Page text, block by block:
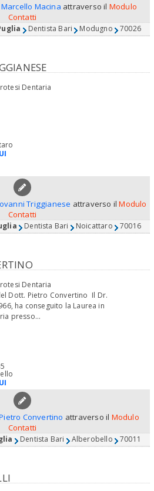
Macina attraverso il Modulo
Contatti
Dentista Bari Modugno 70026
Dentaria
Triggianese attraverso ilModulo
Contatti
Dentista Bari Noicattaro 70016
Dentaria
Pietro Convertino Il Dr.
ha conseguito la Laurea in
presso...
Convertino attraverso il Modulo
Contatti
Dentista Bari Alberobello 70011